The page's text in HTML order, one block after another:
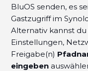
BluOS senden, es
Gastzugriff im
Alternativ kannst
Einstellungen,
Freigabe(n)
eingeben